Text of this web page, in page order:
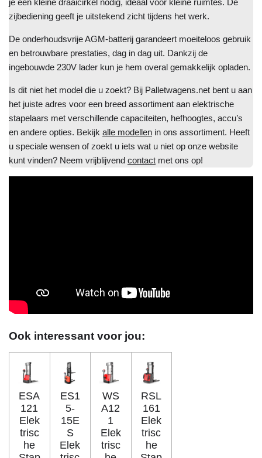
zijbediening geeft je uitstekend zicht tijdens het werk.
De onderhoudsvrije AGM-batterij garandeert moeiteloos gebruik
en betrouwbare prestaties, dag in dag uit. Dankzij de
ingebouwde 230V lader kun je hem overal gemakkelijk opladen.
Is dit niet het model die u zoekt? Bij Palletwagens.net bent u aan
het juiste adres voor een breed assortiment aan elektrische
stapelaars met verschillende capaciteiten, hefhoogtes, accu’s
en andere opties. Bekijk alle modellen in ons assortiment. Heeft
u speciale wensen of zoekt u iets wat u niet op onze website
kunt vinden? Neem vrijblijvend contact met ons op!
Ook interessant voor jou:
ESA
121
Elek
trisc
he
ES1
5-
15E
S
Elek
WS
A12
1
Elek
trisc
RSL
161
Elek
trisc
he